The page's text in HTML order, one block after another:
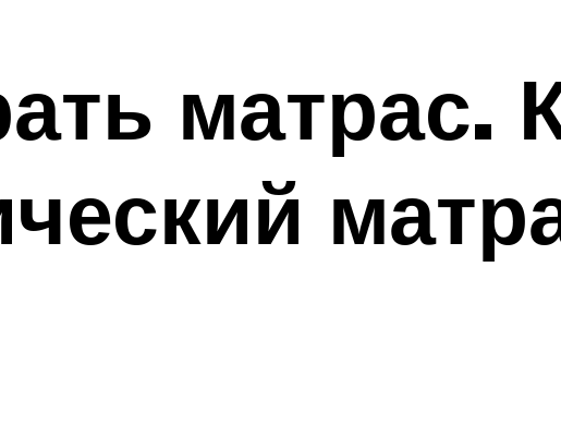
матрас.